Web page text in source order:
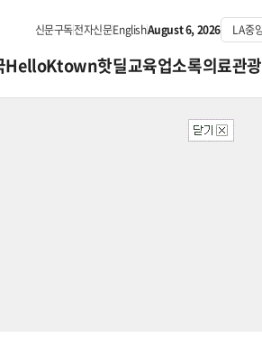
신문구독전자신문EnglishAugust 6, 2026
HelloKtown핫딜교육업소록의료관광